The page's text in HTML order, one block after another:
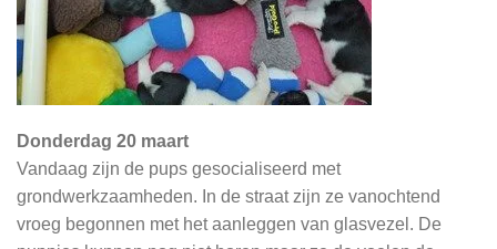
Donderdag 20 maart
Vandaag zijn de pups gesocialiseerd met
grondwerkzaamheden. In de straat zijn ze vanochtend
vroeg begonnen met het aanleggen van glasvezel. De